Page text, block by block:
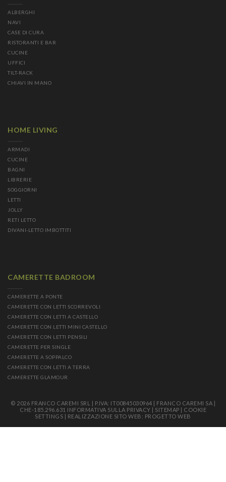
ALBERGHI
NAVI
CASE DI CURA
RISTORANTI E BAR
CUCINE
UFFICI
TILT-RACK
CHIAVI IN MANO
HOME LIVING
ARMADI
CUCINE
BAGNI
LIBRERIE
SOGGIORNI
LETTI
JOLLY
RETI LETTO
DIVANI-LETTO IMBOTTITI
CAMERETTE BADROOM
CAMERETTE A PONTE
CAMERETTE CON LETTI SCORREVOLI
CAMERETTE CON LETTI A CASTELLO
CAMERETTE CON LETTI MINI CASTELLO
CAMERETTE CON LETTI PENSILI
CAMERETTE PER SINGLE
CAMERETTE A SOPPALCO
CAMERETTE CON LETTI A TERRA
CAMERETTE GLAMOUR
© 2026 FRANCO CAREMI SRL | P.IVA: IT00845030964 | FRANCO CAREMI SA |
CHE-185.296.631 INFORMATIVA SULLA PRIVACY | SITEMAP | COOKIE
SETTINGS | REALIZZAZIONE SITO WEB: PROGETTO WEB